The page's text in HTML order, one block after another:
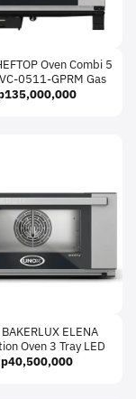
Oven Combi 5
0511-GPRM Gas
135,000,000
ELENA
Oven 3 Tray LED
40,500,000